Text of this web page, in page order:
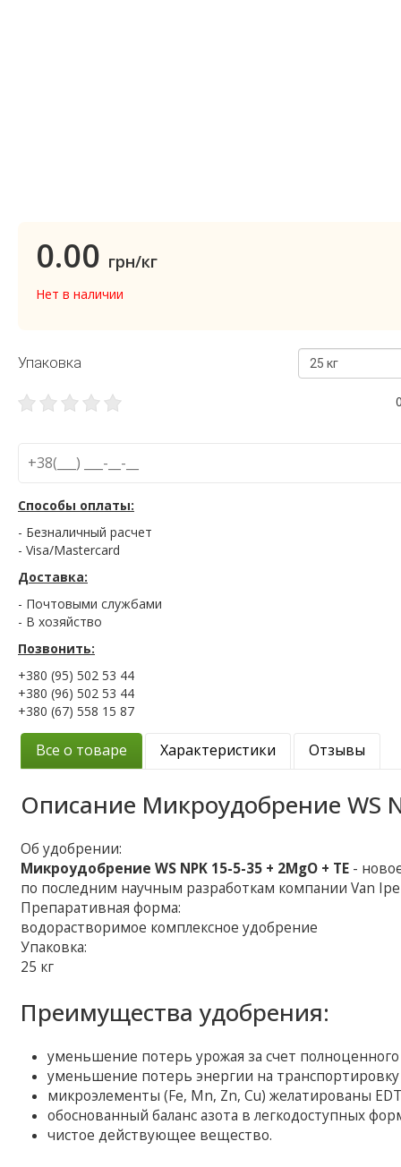
0.00 грн/кг
Нет в наличии
Упаковка 25 кг
Способы оплаты:
- Безналичный расчет
- Visa/Mastercard
Доставка:
- Почтовыми службами
- В хозяйство
Позвонить:
+380 (95) 502 53 44
+380 (96) 502 53 44
+380 (67) 558 15 87
Все о товаре Характеристики Отзывы
Описание Микроудобрение WS
Об удобрении:
Микроудобрение WS NPK 15-5-35 + 2MgO + TE -
по последним научным разработкам компании Van
Препаративная форма:
водорастворимое комплексное удобрение
Упаковка:
25 кг
Преимущества удобрения:
уменьшение потерь урожая за счет
уменьшение потерь энергии на
микроэлементы (Fe, Mn, Zn, Сu) желатированы
обоснованный баланс азота в легкодоступных
чистое действующее вещество.